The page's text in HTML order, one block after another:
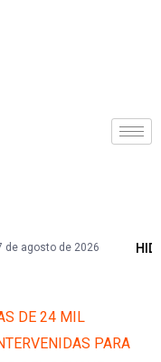
HIDRANDINA
DE 24 MIL
PARA